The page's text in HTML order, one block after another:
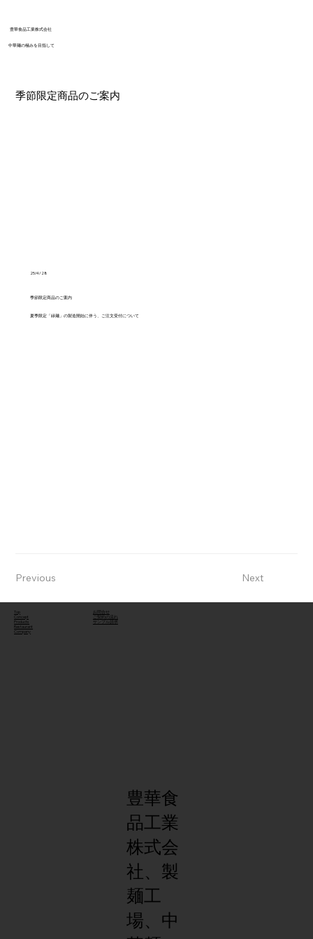
​豊華食品工業株式会社
​中華麺の極みを目指して
季節限定商品のご案内
25/4/28
季節限定商品のご案内
夏季限定「緑麺」の製造開始に伴う、ご注文受付について
Previous Next
Top
Concept
Products
Restaurant
Company
お問合せ
ご契約の流れ
サンプル請求
豊華食
品工業
株式会
社、製
麺工
場、中